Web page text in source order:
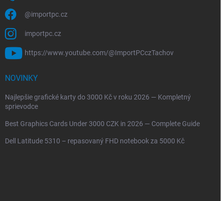
@importpc.cz
importpc.cz
https://www.youtube.com/@ImportPCczTachov
NOVINKY
Najlepšie grafické karty do 3000 Kč v roku 2026 — Kompletný
sprievodce
Best Graphics Cards Under 3000 CZK in 2026 — Complete Guide
Dell Latitude 5310 – repasovaný FHD notebook za 5000 Kč